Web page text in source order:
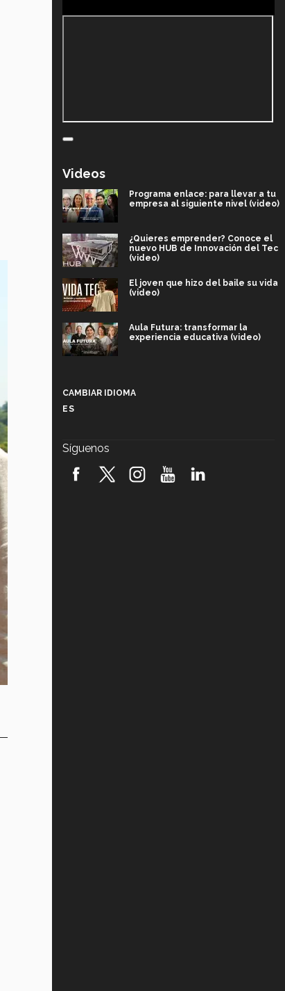
Videos
Programa enlace: para llevar a tu
empresa al siguiente nivel (video)
¿Quieres emprender? Conoce el
nuevo HUB de Innovación del Tec
(video)
El joven que hizo del baile su vida
(video)
Aula Futura: transformar la
experiencia educativa (video)
robótica FIRST 2026! (video)
CAMBIAR IDIOMA
ES
Síguenos